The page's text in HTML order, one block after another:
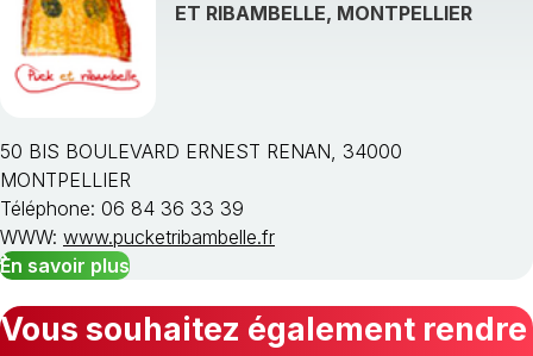
ET RIBAMBELLE, MONTPELLIER
50 BIS BOULEVARD ERNEST RENAN, 34000
MONTPELLIER
Téléphone: 06 84 36 33 39
WWW: www.pucketribambelle.fr
En savoir plus
Vous souhaitez également rendre